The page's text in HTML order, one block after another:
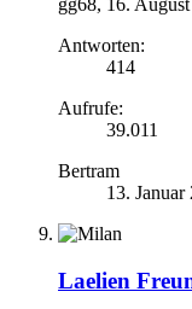
gg68, 16.
Antworten:
414
Aufrufe:
39.011
Bertram
13. Januar
Laelien